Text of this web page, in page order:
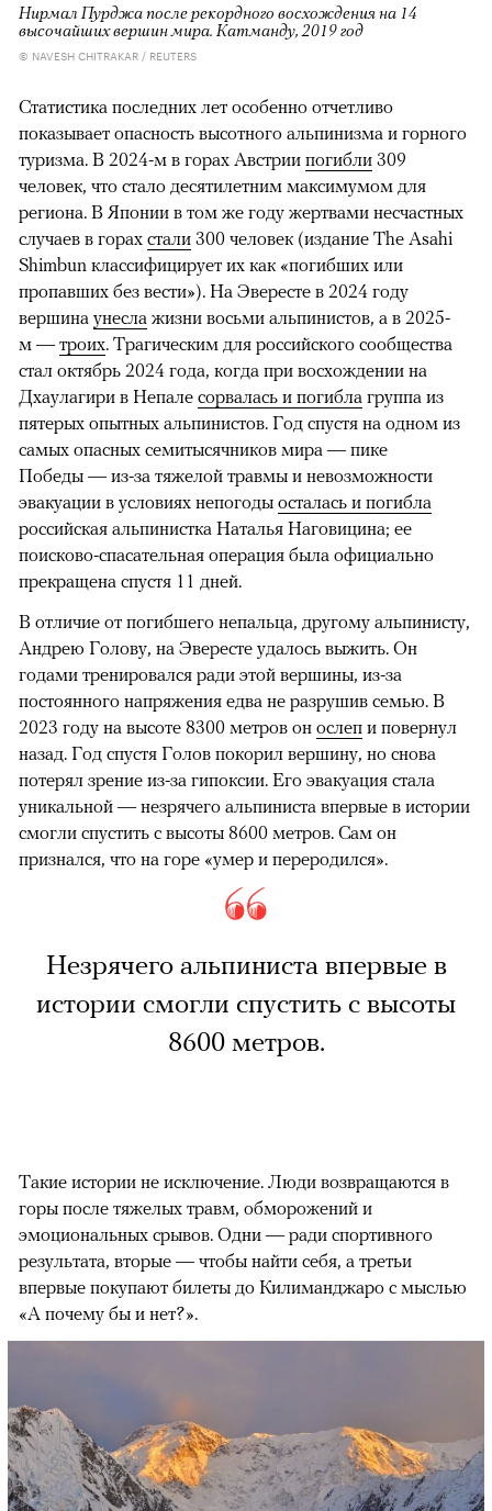
Нирмал Пурджа после рекордного восхождения на 14
высочайших вершин мира. Катманду, 2019 год
© NAVESH CHITRAKAR / REUTERS
Статистика последних лет особенно отчетливо
показывает опасность высотного альпинизма и горного
туризма. В 2024-м в горах Австрии погибли 309
человек, что стало десятилетним максимумом для
региона. В Японии в том же году жертвами несчастных
случаев в горах стали 300 человек (издание The Asahi
Shimbun классифицирует их как «погибших или
пропавших без вести»). На Эвересте в 2024 году
вершина унесла жизни восьми альпинистов, а в 2025-
м — троих. Трагическим для российского сообщества
стал октябрь 2024 года, когда при восхождении на
Дхаулагири в Непале сорвалась и погибла группа из
пятерых опытных альпинистов. Год спустя на одном из
самых опасных семитысячников мира — пике
Победы — из-за тяжелой травмы и невозможности
эвакуации в условиях непогоды осталась и погибла
российская альпинистка Наталья Наговицина; ее
поисково-спасательная операция была официально
прекращена спустя 11 дней.
В отличие от погибшего непальца, другому альпинисту,
Андрею Голову, на Эвересте удалось выжить. Он
годами тренировался ради этой вершины, из-за
постоянного напряжения едва не разрушив семью. В
2023 году на высоте 8300 метров он ослеп и повернул
назад. Год спустя Голов покорил вершину, но снова
потерял зрение из-за гипоксии. Его эвакуация стала
уникальной — незрячего альпиниста впервые в истории
смогли спустить с высоты 8600 метров. Сам он
признался, что на горе «умер и переродился».
Незрячего альпиниста впервые в
истории смогли спустить с высоты
8600 метров.
Такие истории не исключение. Люди возвращаются в
горы после тяжелых травм, обморожений и
эмоциональных срывов. Одни — ради спортивного
результата, вторые — чтобы найти себя, а третьи
впервые покупают билеты до Килиманджаро с мыслью
«А почему бы и нет?».